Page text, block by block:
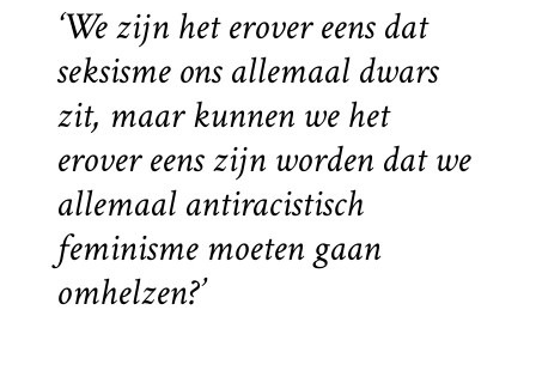
‘We zijn het erover eens dat
seksisme ons allemaal dwars
zit, maar kunnen we het
erover eens zijn worden dat we
allemaal antiracistisch
feminisme moeten gaan
omhelzen?’